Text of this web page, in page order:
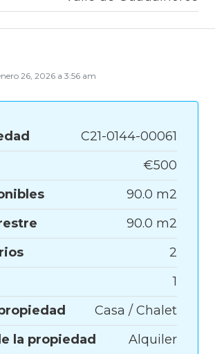
26, 2026 a 3:56 am
C21-0144-00061
€500
90.0 m2
90.0 m2
2
1
Casa / Chalet
la propiedad
Alquiler